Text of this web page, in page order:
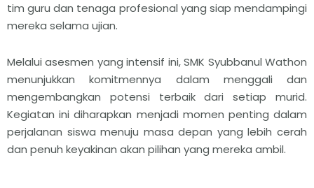
tim guru dan tenaga profesional yang siap mendampingi
mereka selama ujian.
Melalui asesmen yang intensif ini, SMK Syubbanul Wathon
menunjukkan komitmennya dalam menggali dan
mengembangkan potensi terbaik dari setiap murid.
Kegiatan ini diharapkan menjadi momen penting dalam
perjalanan siswa menuju masa depan yang lebih cerah
dan penuh keyakinan akan pilihan yang mereka ambil.